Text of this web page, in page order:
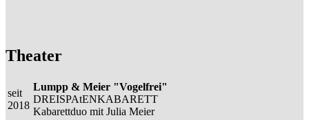
Theater
seit
2018
Lumpp & Meier "Vogelfrei"
DREISPAtENKABARETT
Kabarettduo mit Julia Meier